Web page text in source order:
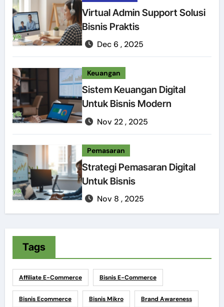
Virtual Admin Support Solusi
Bisnis Praktis
Dec 6 , 2025
Keuangan
Sistem Keuangan Digital
Untuk Bisnis Modern
Nov 22 , 2025
Pemasaran
Strategi Pemasaran Digital
Untuk Bisnis
Nov 8 , 2025
Tags
Affiliate E-Commerce Bisnis E-Commerce
Bisnis Ecommerce Bisnis Mikro Brand Awareness